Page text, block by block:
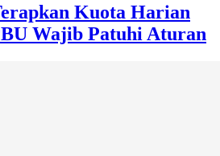
Kuota Harian
Wajib Patuhi Aturan